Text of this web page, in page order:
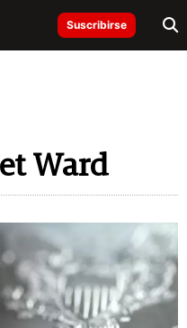
Suscribirse
Ward